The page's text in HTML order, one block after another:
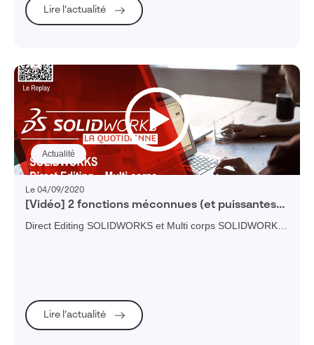
Lire l’actualité
Actualité
Le 04/09/2020
[Vidéo] 2 fonctions méconnues (et puissantes)
de SOLIDWORKS : Direct Editing/édition directe
et Multi corps
Direct Editing SOLIDWORKS et Multi corps SOLIDWORKS
d'accroître votre productivité.
Lire l’actualité